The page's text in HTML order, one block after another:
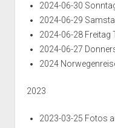
2024-06-30
2024-06-29
2024-06-28 Freitag
2024-06-27
2024
2023
2023-03-25 Fotos